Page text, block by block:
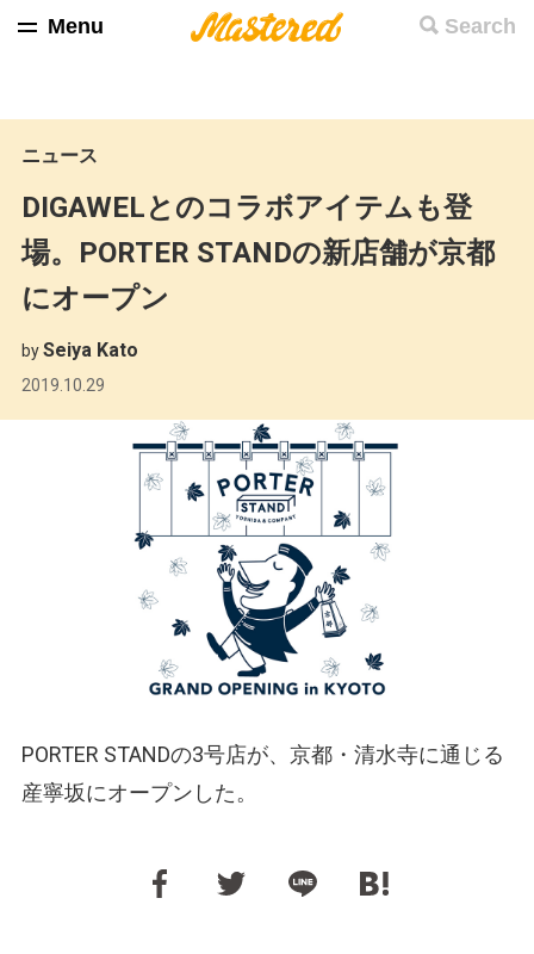
Search
Menu
ニュース
DIGAWELとのコラボアイテムも登
場。PORTER STANDの新店舗が京都
にオープン
bySeiya Kato
2019.10.29
PORTER STANDの3号店が、京都・清水寺に通じる
産寧坂にオープンした。